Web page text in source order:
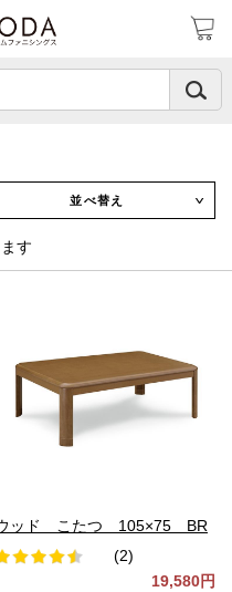
並べ替え ∨
す
ッド こたつ 105×75 BR
(2)
19,580円